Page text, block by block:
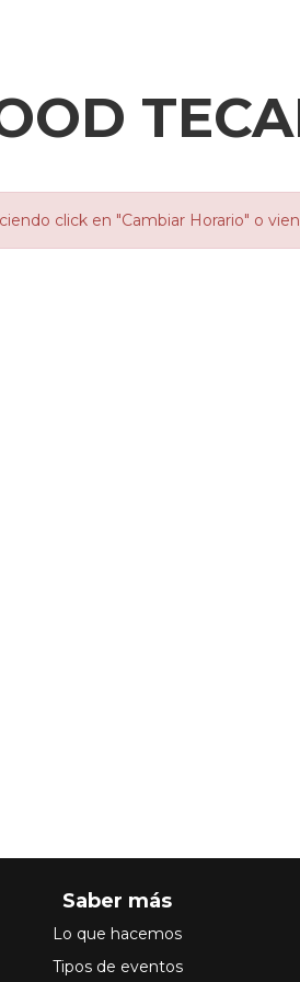
click en "Cambiar Horario" o
Saber más
Lo que hacemos
Tipos de eventos